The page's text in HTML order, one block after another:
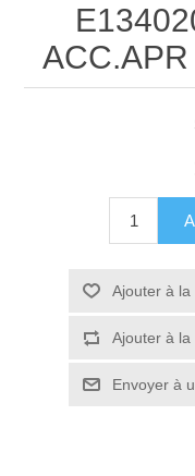
Ajouter à la
Ajouter à la
Envoyer à